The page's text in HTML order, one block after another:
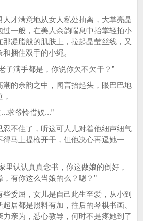
才满意地从女人私处抽离，大掌亮晶
一般，在美人余韵喘息中抬掌轻拍小
那凝脂般的肌肤上，拉起晶莹丝线，又
捆住双手的小绳。
满手都是，你说你欠不欠干？”
的余韵之中，闻言抬起头，眼巴巴地
求爷怜惜奴...”
不住了，听这可人儿对着他细声细气
马上提枪开干，但他决心再逗她一
认认真真念书，你这做娘的倒好，
有你这么当娘的么？嗯？”
屈，女儿是自己此生至爱，从小到
居都是照料有加，往后的琴棋书画、
亲为，悉心教导，何时不是疼她到了